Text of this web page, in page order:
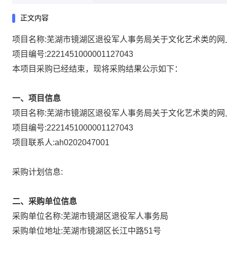
正文内容
项目名称:芜湖市镜湖区退役军人事务局关于文化艺术类的
项目编号:2221451000001127043
本项目采购已经结束，现将采购结果公示如下：
一、项目信息
项目名称:芜湖市镜湖区退役军人事务局关于文化艺术类的
项目编号:2221451000001127043
项目联系人:ah0202047001
采购计划信息:
二、采购单位信息
采购单位名称:芜湖市镜湖区退役军人事务局
采购单位地址:芜湖市镜湖区长江中路51号